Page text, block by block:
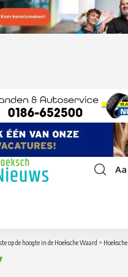
Aa
op de hoogte in de Hoeksche Waard >